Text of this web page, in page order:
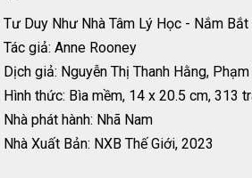
Tư Duy Như Nhà Tâm Lý Học - Nắm
Tác giả: Anne Rooney
Dịch giả: Nguyễn Thị Thanh Hằng,
Hình thức: Bìa mềm, 14 x 20.5 cm, 313
Nhà phát hành: Nhã Nam
Nhà Xuất Bản: NXB Thế Giới, 2023